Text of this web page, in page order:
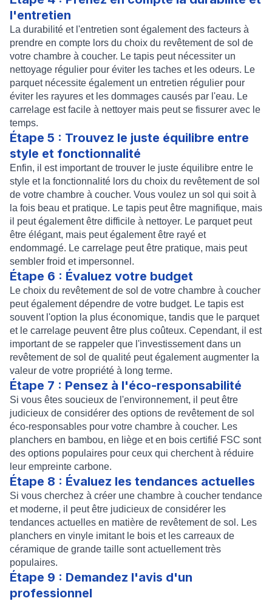
l'entretien
La durabilité et l'entretien sont également des facteurs à
prendre en compte lors du choix du revêtement de sol de
votre chambre à coucher. Le tapis peut nécessiter un
nettoyage régulier pour éviter les taches et les odeurs. Le
parquet nécessite également un entretien régulier pour
éviter les rayures et les dommages causés par l'eau. Le
carrelage est facile à nettoyer mais peut se fissurer avec le
temps.
Étape 5 : Trouvez le juste équilibre entre
style et fonctionnalité
Enfin, il est important de trouver le juste équilibre entre le
style et la fonctionnalité lors du choix du revêtement de sol
de votre chambre à coucher. Vous voulez un sol qui soit à
la fois beau et pratique. Le tapis peut être magnifique, mais
il peut également être difficile à nettoyer. Le parquet peut
être élégant, mais peut également être rayé et
endommagé. Le carrelage peut être pratique, mais peut
sembler froid et impersonnel.
Étape 6 : Évaluez votre budget
Le choix du revêtement de sol de votre chambre à coucher
peut également dépendre de votre budget. Le tapis est
souvent l'option la plus économique, tandis que le parquet
et le carrelage peuvent être plus coûteux. Cependant, il est
important de se rappeler que l'investissement dans un
revêtement de sol de qualité peut également augmenter la
valeur de votre propriété à long terme.
Étape 7 : Pensez à l'éco-responsabilité
Si vous êtes soucieux de l'environnement, il peut être
judicieux de considérer des options de revêtement de sol
éco-responsables pour votre chambre à coucher. Les
planchers en bambou, en liège et en bois certifié FSC sont
des options populaires pour ceux qui cherchent à réduire
leur empreinte carbone.
Étape 8 : Évaluez les tendances actuelles
Si vous cherchez à créer une chambre à coucher tendance
et moderne, il peut être judicieux de considérer les
tendances actuelles en matière de revêtement de sol. Les
planchers en vinyle imitant le bois et les carreaux de
céramique de grande taille sont actuellement très
populaires.
Étape 9 : Demandez l'avis d'un
professionnel